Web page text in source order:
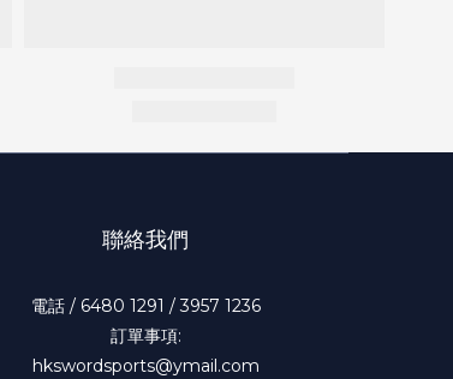
聯絡我們
電話 / 6480 1291 / 3957 1236
訂單事項:
hkswordsports@ymail.com